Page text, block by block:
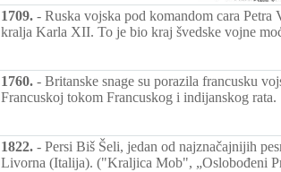
1709. - Ruska vojska pod komandom cara
kralja Karla XII. To je bio kraj švedske vojne
1760. - Britanske snage su porazila francusku
Francuskoj tokom Francuskog i indijanskog rata.
1822. - Persi Biš Šeli, jedan od najznačajnijih
Livorna (Italija). ("Kraljica Mob", „Oslobođeni